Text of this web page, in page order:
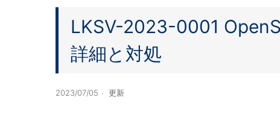
LKSV-2023-0001
詳細と対処
2023/07/05 更新